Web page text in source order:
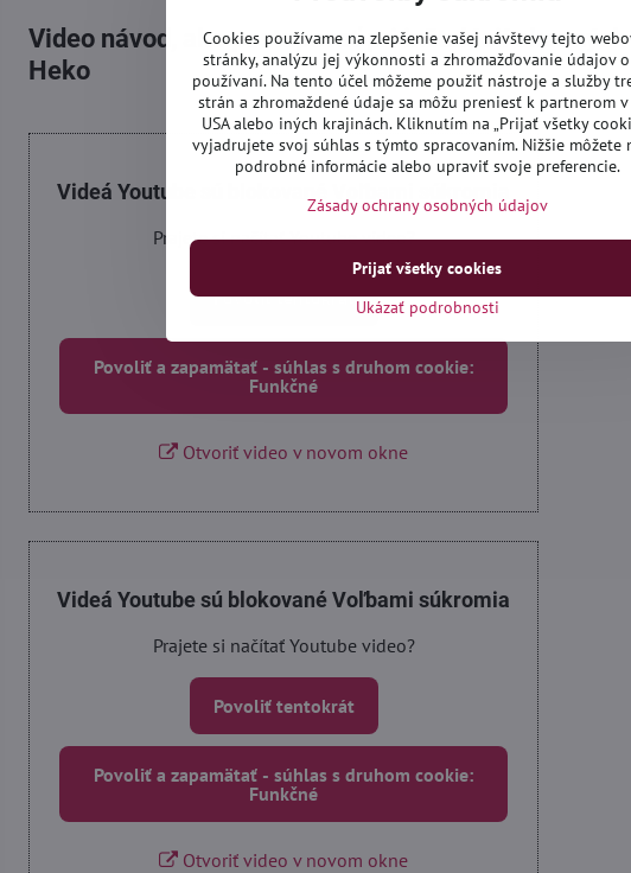
Video návod, ako postupovať pri inštalácií
Heko
Videá Youtube sú blokované Voľbami súkromia
Prajete si načítať Youtube video?
Povoliť tentokrát
Povoliť a zapamätať - súhlas s druhom cookie:
Funkčné
Otvoriť video v novom okne
Videá Youtube sú blokované Voľbami súkromia
Prajete si načítať Youtube video?
Povoliť tentokrát
Povoliť a zapamätať - súhlas s druhom cookie:
Funkčné
Otvoriť video v novom okne
Cookies používame na zlepšenie vašej návštevy tejto
stránky, analýzu jej výkonnosti a zhromažďovanie údajov
používaní. Na tento účel môžeme použiť nástroje a služby
strán a zhromaždené údaje sa môžu preniesť k partnerom v
USA alebo iných krajinách. Kliknutím na „Prijať všetky
vyjadrujete svoj súhlas s týmto spracovaním. Nižšie môžete
podrobné informácie alebo upraviť svoje preferencie.
Zásady ochrany osobných údajov
Ukázať podrobnosti
Prijať všetky cookies